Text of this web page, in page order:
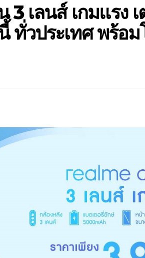
เลนส์ เกมแรง เ
วประเทศ พร้อม